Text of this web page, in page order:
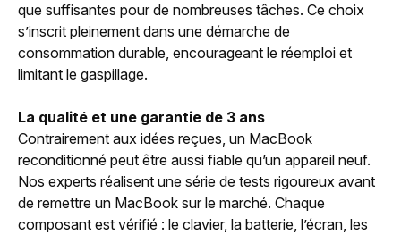
que suffisantes pour de nombreuses tâches. Ce choix
s’inscrit pleinement dans une démarche de
consommation durable, encourageant le réemploi et
limitant le gaspillage.
La qualité et une garantie de 3 ans
Contrairement aux idées reçues, un MacBook
reconditionné peut être aussi fiable qu’un appareil neuf.
Nos experts réalisent une série de tests rigoureux avant
de remettre un MacBook sur le marché. Chaque
composant est vérifié : le clavier, la batterie, l’écran, les